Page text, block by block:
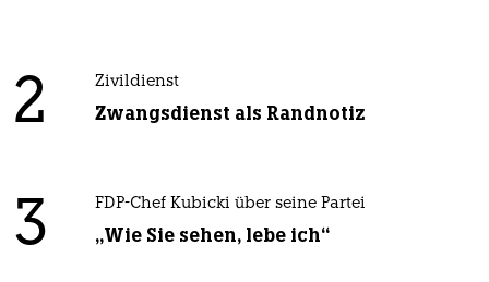
2 Zivildienst
Zwangsdienst als Randnotiz
3 FDP-Chef Kubicki über seine Partei
„Wie Sie sehen, lebe ich“